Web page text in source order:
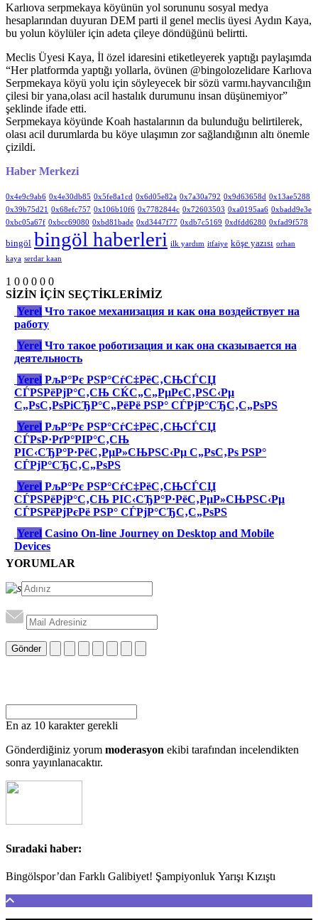
Karlıova serpmekaya köyünün yol sorununu sosyal medya
hesaplarından duyuran DEM parti il genel meclis üyesi Aydın Kaya,
bu yolun köylüler için adeta çileye döndüğünü belirtti.
Meclis Üyesi Kaya, İl özel idaresini etiketleyerek yaptığı paylaşımda
“Her platformda yaptığı yollarla, övünen @bingolozelidare Karlıova
Serpmekaya köyü yolu için söyleyecek bir sözü varmı.hayvancılığın
çilesi bir yana,olası acil hastalık durumunu insan düşünemiyor”
şeklinde ifade etti.
Serpmekaya köyünde Koah hastalarının da bulunduğu belirtilerek,
olası acil durumlarda bu köye ulaşımın zor sağlandığının altı önemle
çizildi.
Haber Merkezi
0x4e9c9ab6 0x4e30db85 0x5fe8a1cd 0x6d05e82a 0x7a30a792 0x9d63658d 0x13ae5288
0x39b75d21
0x68efc757 0x106b10f6 0x7782844c 0x72603503 0xa0195aa6 0xbadd9e3e
0xbc05a67f 0xbcc69080 0xbd81bade 0xd3447f77 0xdb7c5169 0xdfdd6280 0xfad9f578
bingöl bingöl haberleri ilk yardım itfaiye köşe yazısı orhan
kaya serdar kaan
1 0 0 0 0 0
SİZİN İÇİN SEÇTİKLERİMİZ
Yerel Что такое механизация и как она воздействует на
работу
Yerel Что такое роботизация и как она сказывается на
деятельность
Yerel РљР°Рє РЅР°СѓС‡РёС‚СЊСЃСЏ
СЃРЅРёРјР°С‚СЊ СЌС„С„РµРєС‚РЅС‹Рµ
С„РѕС‚РѕРіСЂР°С„РёРё РЅР° СЃРјР°СЂС‚С„РѕРЅ
Yerel РљР°Рє РЅР°СѓС‡РёС‚СЊСЃСЏ
СЃРѕР·РґР°РІР°С‚СЊ
РІС‹СЂР°Р·РёС‚РµР»СЊРЅС‹Рµ С„РѕС‚Рѕ РЅР°
СЃРјР°СЂС‚С„РѕРЅ
Yerel РљР°Рє РЅР°СѓС‡РёС‚СЊСЃСЏ
СЃРЅРёРјР°С‚СЊ РІС‹СЂР°Р·РёС‚РµР»СЊРЅС‹Рµ
СЃРЅРёРјРєРё РЅР° СЃРјР°СЂС‚С„РѕРЅ
Yerel Casino On-line Journey on Desktop and Mobile
Devices
YORUMLAR
Gönder
En az 10 karakter gerekli
Gönderdiğiniz yorum moderasyon ekibi tarafından incelendikten
sonra yayınlanacaktır.
Sıradaki haber:
Bingölspor’dan Farklı Galibiyet! Şampiyonluk Yarışı Kızıştı